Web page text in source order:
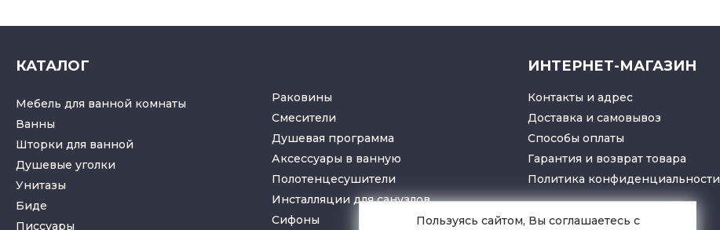
КАТАЛОГ
Мебель для ванной комнаты
Ванны
Шторки для ванной
Душевые уголки
Унитазы
Биде
Писсуары
Раковины
Смесители
Душевая программа
Аксессуары в ванную
Полотенцесушители
Инсталляции для санузлов
Cифоны
ИНТЕРНЕТ-МАГАЗИН
Контакты и адрес
Доставка и самовывоз
Способы оплаты
Гарантия и возврат товара
Политика конфиденциальности
Пользуясь сайтом, Вы соглашаетесь с